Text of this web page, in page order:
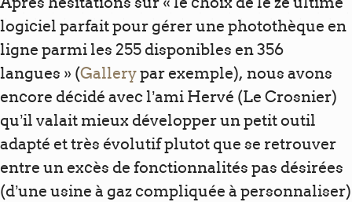
logiciel parfait pour gérer une photothèque en
ligne parmi les 255 disponibles en 356
langues » (Gallerypar exemple), nous avons
encore décidé avec l’ami Hervé (Le Crosnier)
qu’il valait mieux développer un petit outil
adapté et très évolutif plutot que se retrouver
entre un excès de fonctionnalités pas désirées
(d’une usine à gaz compliquée à personnaliser)